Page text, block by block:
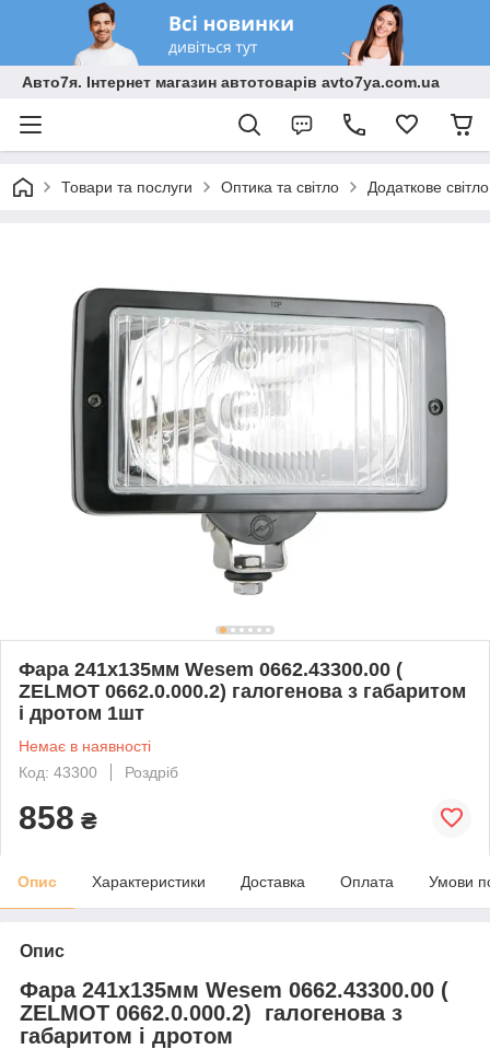
Авто7я. Інтернет магазин автотоварів avto7ya.com.ua
Товари та послуги Оптика та світло Додаткове світло
Фара 241x135мм Wesem 0662.43300.00 (
ZELMOT 0662.0.000.2) галогенова з габаритом
і дротом 1шт
Немає в наявності
Код: 43300
Роздріб
858 ₴
Опис Характеристики Доставка Оплата Умови
Опис
Фара 241x135мм Wesem 0662.43300.00 (
ZELMOT 0662.0.000.2) галогенова з
габаритом і дротом